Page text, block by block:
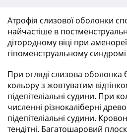
Атрофія слизової оболонки
найчастіше в
дітородному віці при
гіпоменструальному синдромі
При огляді слизова оболонка
кольору з жовтуватим
підепітеліальні судини. При
численні різнокаліберні
підепітеліальні судини.
тендітні. Багатошаровий